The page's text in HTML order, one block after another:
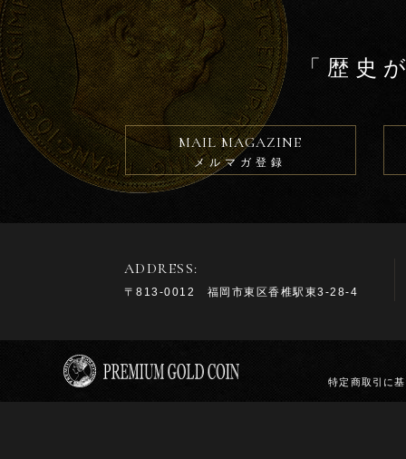
「歴史
MAIL MAGAZINE
メルマガ登録
ADDRESS:
〒813-0012 福岡市東区香椎駅東3-28-4
特定商取引に